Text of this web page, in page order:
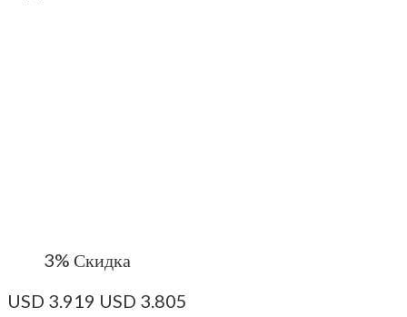
3% Скидка
USD 3.919 USD 3.805